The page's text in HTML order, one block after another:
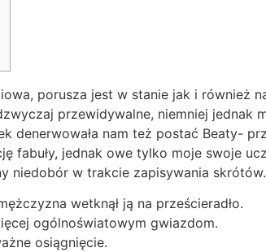
porusza jest w stanie jak i również
przewidywalne, niemniej jednak
denerwowała nam też postać Beaty-
fabuły, jednak owe tylko moje swoje
niedobór w trakcie zapisywania skrótów.
wetknął ją na prześcieradło.
ogólnoświatowym gwiazdom.
osiągnięcie.